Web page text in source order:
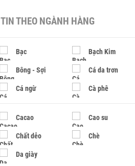
TIN THEO NGÀNH HÀNG
Bạc Bạch Kim
Bông - Sợi Cá da trơn
Cá ngừ Cà phê
Cacao Cao su
Chất dẻo Chè
Da giày